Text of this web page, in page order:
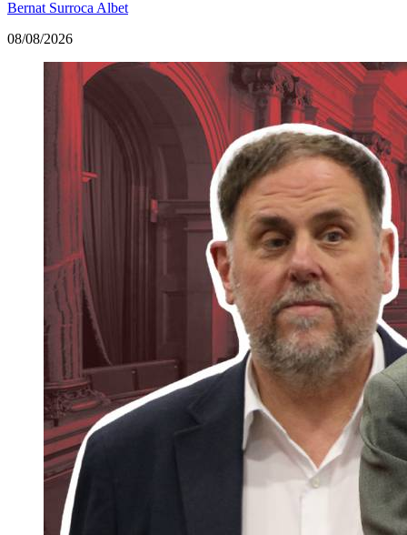
Bernat Surroca Albet
08/08/2026